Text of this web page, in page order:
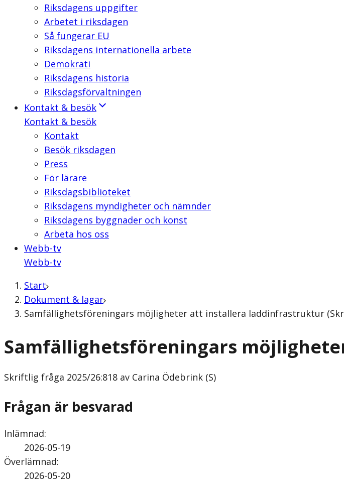
Riksdagens uppgifter
Arbetet i riksdagen
Så fungerar EU
Riksdagens internationella arbete
Demokrati
Riksdagens historia
Riksdagsförvaltningen
Kontakt & besök
Kontakt & besök
Kontakt
Besök riksdagen
Press
För lärare
Riksdagsbiblioteket
Riksdagens myndigheter och nämnder
Riksdagens byggnader och konst
Arbeta hos oss
Webb-tv
Webb-tv
Start
Dokument & lagar
Samfällighetsföreningars möjligheter att installera laddinfrastruktur
Samfällighetsföreningars
Skriftlig fråga 2025/26:818 av Carina Ödebrink (S)
Frågan är besvarad
Inlämnad:
2026-05-19
Överlämnad:
2026-05-20